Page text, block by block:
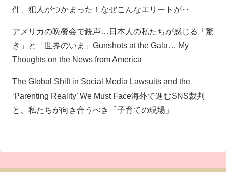
件、犯人がつかまった！なぜこんなエリートが‥
アメリカの晩餐会で銃声…日本人の私たちが感じる「驚
き」と「世界のいま」Gunshots at the Gala… My
Thoughts on the News from America
The Global Shift in Social Media Lawsuits and the
‘Parenting Reality’ We Must Face海外で進むSNS裁判
と、私たちが向き合うべき「子育ての現場」